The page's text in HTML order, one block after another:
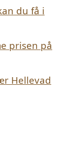
du få i
prisen på
Hellevad